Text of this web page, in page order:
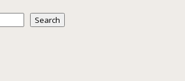
Search